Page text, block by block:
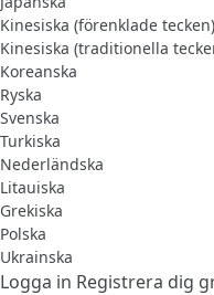
Kinesiska (förenklade tecken)
Kinesiska (traditionella
Koreanska
Ryska
Svenska
Turkiska
Nederländska
Litauiska
Grekiska
Polska
Ukrainska
Logga in Registrera dig